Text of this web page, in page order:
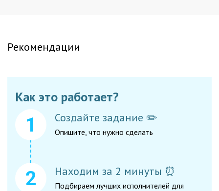
Рекомендации
Как это работает?
Создайте задание ✏️
Опишите, что нужно сделать
Находим за 2 минуты ⏰
Подбираем лучших исполнителей для